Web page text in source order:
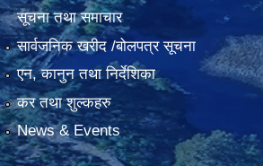
सूचना तथा समाचार
सार्वजनिक खरीद /बोलपत्र सूचना
एन, कानुन तथा निर्देशिका
कर तथा शुल्कहरु
News & Events